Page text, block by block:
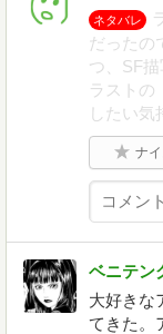
ネタバレ
だったの
つ、SF
ラストの
したい気
ナ
ベニテン
大好きな
てきた。